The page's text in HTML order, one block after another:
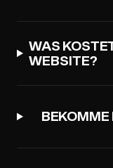
WAS
WEBSITE?
BEKOMME